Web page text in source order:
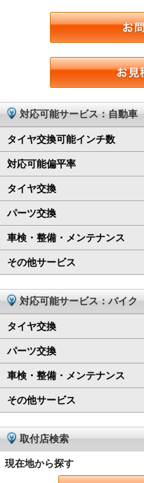
対応可能サービス：自動車
タイヤ交換可能インチ数
対応可能偏平率
タイヤ交換
パーツ交換
車検・整備・メンテナンス
その他サービス
対応可能サービス：バイク
タイヤ交換
パーツ交換
車検・整備・メンテナンス
その他サービス
取付店検索
現在地から探す